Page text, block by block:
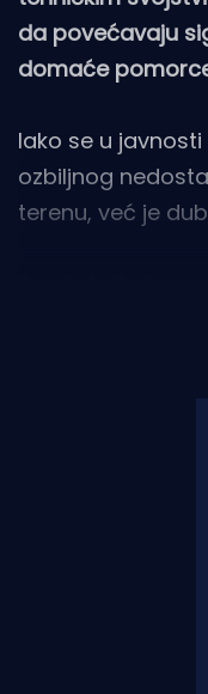
da povećavaju
domaće
Iako se u
ozbiljnog
terenu, već je